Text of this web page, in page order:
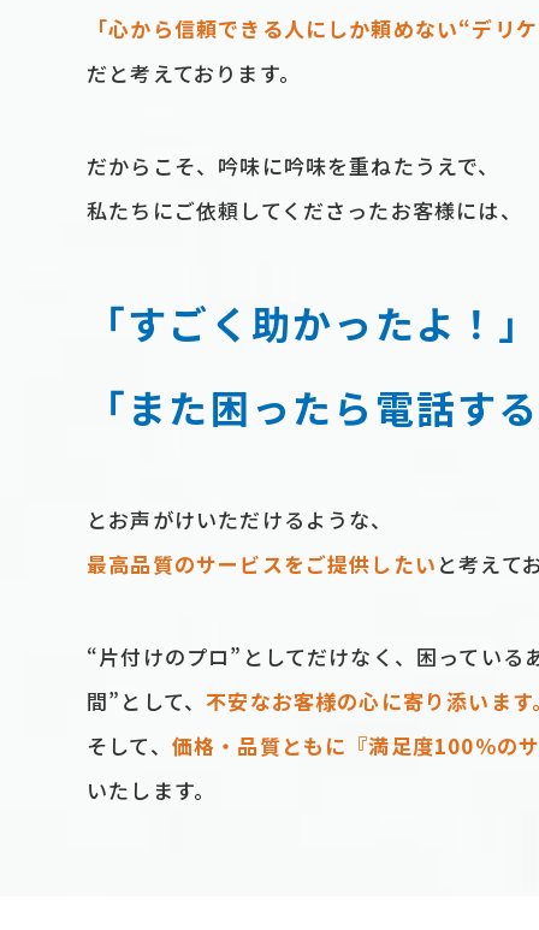
「⼼から信頼できる⼈にしか頼めない“デリ
だと考えております。
だからこそ、吟味に吟味を重ねたうえで、
私たちにご依頼してくださったお客様には、
「すごく助かったよ！」
「また困ったら電話す
とお声がけいただけるような、
最⾼品質のサービスをご提供したい と考えて
“⽚付けのプロ”としてだけなく、困ってい
間”として、不安なお客様の⼼に寄り添います
そして、 価格‧品質ともに『満⾜度100％の
いたします。